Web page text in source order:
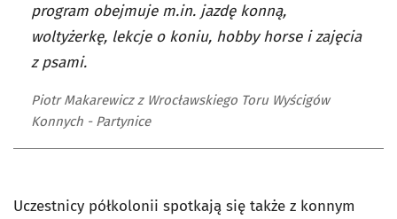
program obejmuje m.in. jazdę konną,
woltyżerkę, lekcje o koniu, hobby horse i zajęcia
z psami.
Piotr Makarewicz z Wrocławskiego Toru Wyścigów
Konnych - Partynice
Uczestnicy półkolonii spotkają się także z konnym